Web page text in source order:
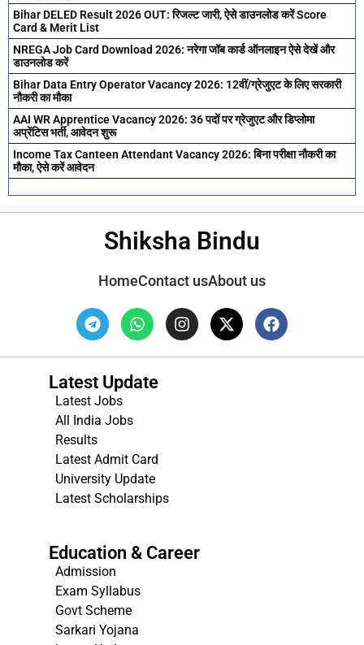
Bihar DELED Result 2026 OUT: रिजल्ट जारी, ऐसे डाउनलोड करें Score
Card & Merit List
NREGA Job Card Download 2026: नरेगा जॉब कार्ड ऑनलाइन ऐसे देखें और
डाउनलोड करें
Bihar Data Entry Operator Vacancy 2026: 12वीं/ग्रेजुएट के लिए सरकारी
नौकरी का मौका
AAI WR Apprentice Vacancy 2026: 36 पदों पर ग्रेजुएट और डिप्लोमा
अप्रेंटिस भर्ती, आवेदन शुरू
Income Tax Canteen Attendant Vacancy 2026: बिना परीक्षा नौकरी का
मौका, ऐसे करें आवेदन
Shiksha Bindu
HomeContact usAbout us
Latest Update
Latest Jobs
All India Jobs
Results
Latest Admit Card
University Update
Latest Scholarships
Education & Career
Admission
Exam Syllabus
Govt Scheme
Sarkari Yojana